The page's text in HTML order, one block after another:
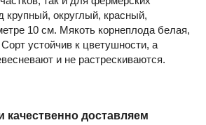
крупный, округлый, красный,
10 см. Мякоть корнеплода белая,
устойчив к цветушности, а
и не растрескиваются.
качественно доставляем